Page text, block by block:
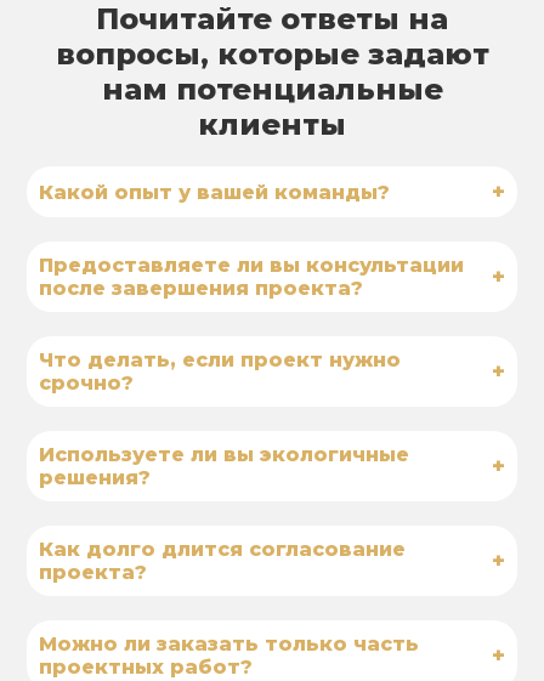
Почитайте ответы на
вопросы, которые задают
нам потенциальные
клиенты
Какой опыт у вашей команды? +
Предоставляете ли вы консультации
после завершения проекта?
+
Что делать, если проект нужно
срочно?
+
Используете ли вы экологичные
решения?
+
Как долго длится согласование
проекта?
+
Можно ли заказать только часть
проектных работ?
+